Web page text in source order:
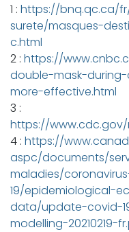
1 : https://bnq.qc.ca/
surete/masques-
c.html
2 : https://
double-mask-
more-effective.html
3 :
https://www.cdc.gov/
4 : https://
aspc/documents/
maladies/
19/epidemiological-
data/update-covid-
modelling-20210219-